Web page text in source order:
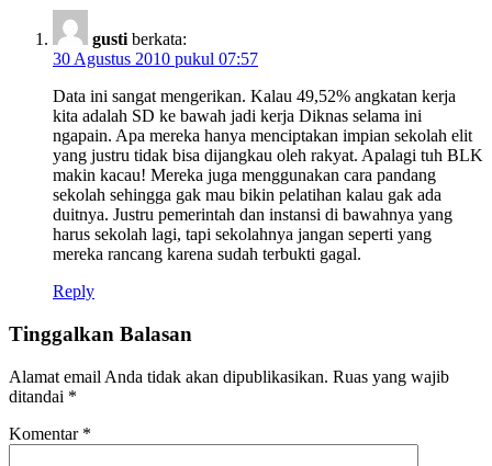
gusti berkata:
30 Agustus 2010 pukul 07:57
Data ini sangat mengerikan. Kalau 49,52% angkatan kerja
kita adalah SD ke bawah jadi kerja Diknas selama ini
ngapain. Apa mereka hanya menciptakan impian sekolah elit
yang justru tidak bisa dijangkau oleh rakyat. Apalagi tuh BLK
makin kacau! Mereka juga menggunakan cara pandang
sekolah sehingga gak mau bikin pelatihan kalau gak ada
duitnya. Justru pemerintah dan instansi di bawahnya yang
harus sekolah lagi, tapi sekolahnya jangan seperti yang
mereka rancang karena sudah terbukti gagal.
Reply
Tinggalkan Balasan
Alamat email Anda tidak akan dipublikasikan. Ruas yang wajib
ditandai *
Komentar *